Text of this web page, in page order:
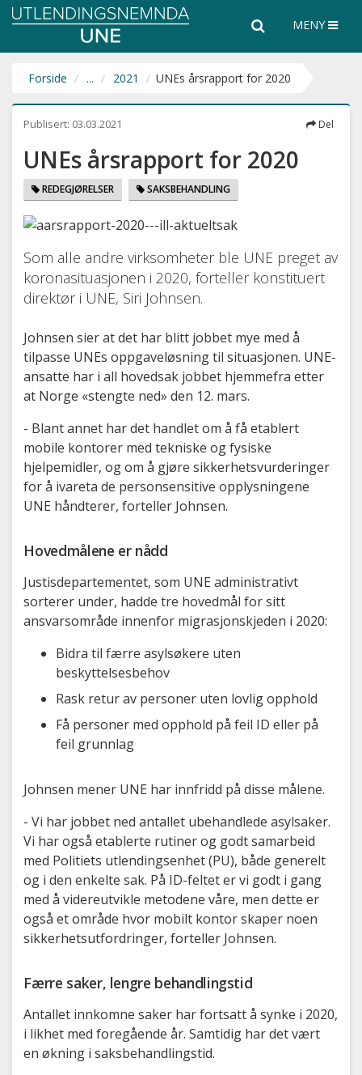
Utlendingsnemnda
hele
nettsiden
Søk MENY
Forside ... 2021 UNEs årsrapport for 2020
Publisert: 03.03.2021 Del
UNEs årsrapport for 2020
REDEGJØRELSER SAKSBEHANDLING
Som alle andre virksomheter ble UNE preget av
koronasituasjonen i 2020, forteller konstituert
direktør i UNE, Siri Johnsen.
Johnsen sier at det har blitt jobbet mye med å
tilpasse UNEs oppgaveløsning til situasjonen. UNE-
ansatte har i all hovedsak jobbet hjemmefra etter
at Norge «stengte ned» den 12. mars.
- Blant annet har det handlet om å få etablert
mobile kontorer med tekniske og fysiske
hjelpemidler, og om å gjøre sikkerhetsvurderinger
for å ivareta de personsensitive opplysningene
UNE håndterer, forteller Johnsen.
Hovedmålene er nådd
Justisdepartementet, som UNE administrativt
sorterer under, hadde tre hovedmål for sitt
ansvarsområde innenfor migrasjonskjeden i 2020:
Bidra til færre asylsøkere uten
beskyttelsesbehov
Rask retur av personer uten lovlig opphold
Få personer med opphold på feil ID eller på
feil grunnlag
Johnsen mener UNE har innfridd på disse målene.
- Vi har jobbet ned antallet ubehandlede asylsaker.
Vi har også etablerte rutiner og godt samarbeid
med Politiets utlendingsenhet (PU), både generelt
og i den enkelte sak. På ID-feltet er vi godt i gang
med å videreutvikle metodene våre, men dette er
også et område hvor mobilt kontor skaper noen
sikkerhetsutfordringer, forteller Johnsen.
Færre saker, lengre behandlingstid
Antallet innkomne saker har fortsatt å synke i 2020,
i likhet med foregående år. Samtidig har det vært
en økning i saksbehandlingstid.